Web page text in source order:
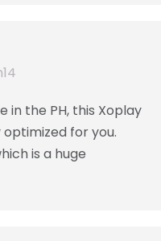
in the PH, this Xoplay
for you.
is a huge